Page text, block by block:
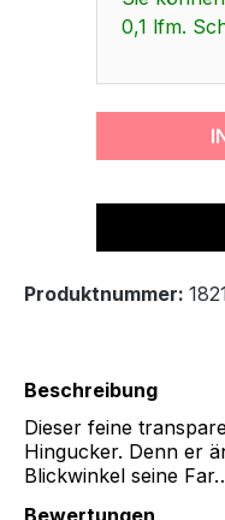
0,1 lfm.
Produktnummer:
Beschreibung
Dieser feine
Hingucker. Denn er
Blickwinkel seine
Bewertungen